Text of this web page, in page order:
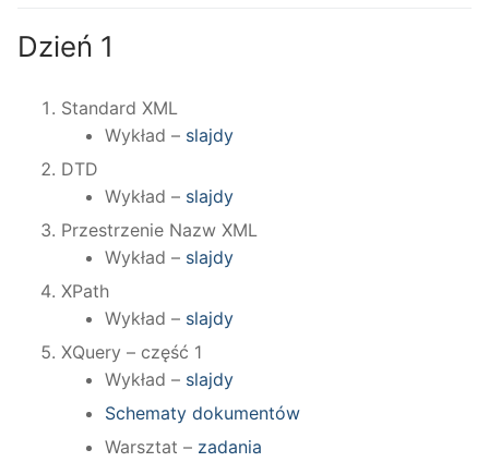
Dzień 1
Standard XML
Wykład – slajdy
DTD
Wykład – slajdy
Przestrzenie Nazw XML
Wykład – slajdy
XPath
Wykład – slajdy
XQuery – część 1
Wykład – slajdy
Schematy dokumentów
Warsztat – zadania